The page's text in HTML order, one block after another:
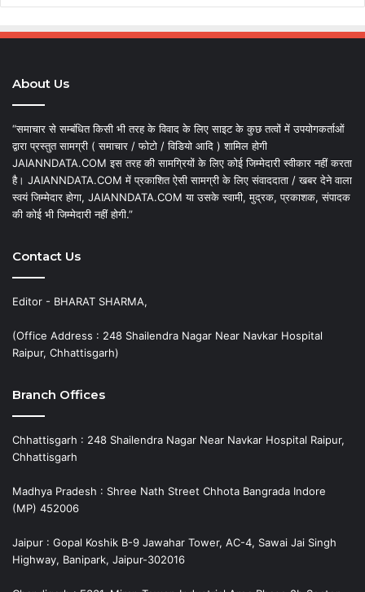
About Us
“समाचार से सम्बंधित किसी भी तरह के विवाद के लिए साइट के कुछ तत्वों में उपयोगकर्ताओं
द्वारा प्रस्तुत सामग्री ( समाचार / फोटो / विडियो आदि ) शामिल होगी
JAIANNDATA.COM इस तरह की सामग्रियों के लिए कोई जिम्मेदारी स्वीकार नहीं करता
है। JAIANNDATA.COM में प्रकाशित ऐसी सामग्री के लिए संवाददाता / खबर देने वाला
स्वयं जिम्मेदार होगा, JAIANNDATA.COM या उसके स्वामी, मुद्रक, प्रकाशक, संपादक
की कोई भी जिम्मेदारी नहीं होगी.”
Contact Us
Editor - BHARAT SHARMA,
(Office Address : 248 Shailendra Nagar Near Navkar Hospital
Raipur, Chhattisgarh)
Branch Offices
Chhattisgarh : 248 Shailendra Nagar Near Navkar Hospital Raipur,
Chhattisgarh
Madhya Pradesh : Shree Nath Street Chhota Bangrada Indore
(MP) 452006
Jaipur : Gopal Koshik B-9 Jawahar Tower, AC-4, Sawai Jai Singh
Highway, Banipark, Jaipur-302016